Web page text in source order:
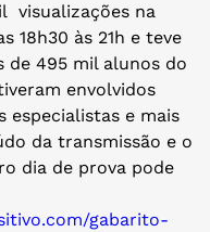
visualizações na
18h30 às 21h e teve
de 495 mil alunos do
envolvidos
especialistas e mais
da transmissão e o
dia de prova pode
gabarito-